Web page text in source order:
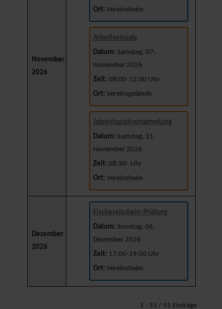
November
2026
Ort: Vereinsheim
Arbeitseinsatz
Datum: Samstag, 07.
November 2026
Zeit: 08:00-12:00 Uhr
Ort: Vereinsgelände
Jahreshauptversammlung
Datum: Samstag, 21.
November 2026
Zeit: 08:30- Uhr
Ort: Vereinsheim
Dezember
2026
Fischereischein-Prüfung
Datum: Sonntag, 06.
Dezember 2026
Zeit: 17:00-19:00 Uhr
Ort: Vereinsheim
Limite der Paginierungsliste
1 - 51 / 51 Einträge